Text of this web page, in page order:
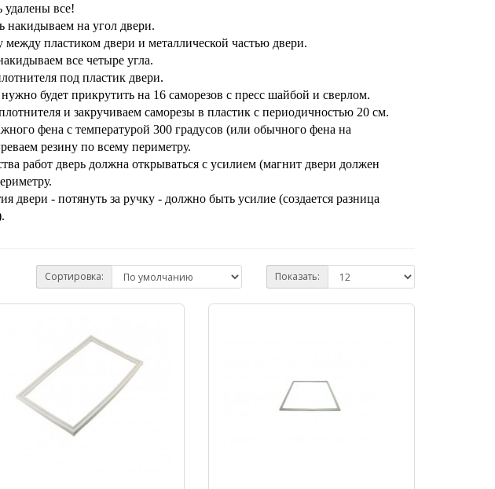
все!
накидываем на угол двери.
между пластиком двери и металлической частью двери.
все четыре угла.
под пластик двери.
будет прикрутить на 16 саморезов с пресс шайбой и сверлом.
и закручиваем саморезы в пластик с периодичностью 20 см.
фена с температурой 300 градусов (или обычного фена на
резину по всему периметру.
работ дверь должна открываться с усилием (магнит двери должен
двери - потянуть за ручку - должно быть усилие (создается разница
Сортировка: Показать: